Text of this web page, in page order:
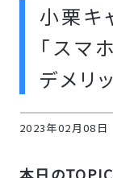
小栗
「スマ
デメリ
2023年02月08日
本日の